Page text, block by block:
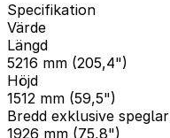
Specifikation
Värde
Längd
5216 mm (205,4")
Höjd
1512 mm (59,5")
Bredd exklusive speglar
1926 mm (75,8")